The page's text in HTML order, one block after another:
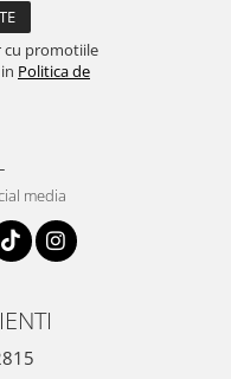
cu promotiile
Politica de
media